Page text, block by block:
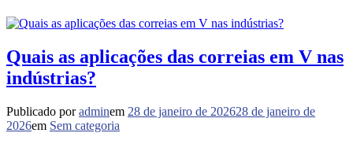
Quais as aplicações das correias em V nas
indústrias?
Publicado poradminem 28 de janeiro de 202628 de janeiro de
2026em Sem categoria